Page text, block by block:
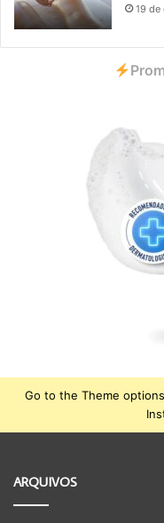
19 de
Go to the Theme
ARQUIVOS